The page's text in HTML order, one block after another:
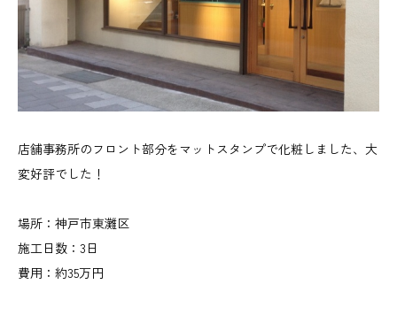
店舗事務所のフロント部分をマットスタンプで化粧しました、大
変好評でした！
場所：神戸市東灘区
施工日数：3日
費用：約35万円